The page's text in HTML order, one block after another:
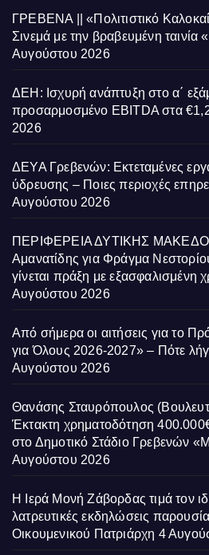
ΓΡΕΒΕΝΑ || «Πολιτιστικό
Σινεμά με την βραβευμένη ταινία
Αυγούστου 2026
ΔΕΗ: Ισχυρή ανάπτυξη στο α΄
προσαρμοσμένο EBITDA στα
2026
ΔΕΥΑ Γρεβενών: Εκτεταμένες
ύδρευσης – Ποιες περιοχές
Αυγούστου 2026
ΠΕΡΙΦΕΡΕΙΑ ΔΥΤΙΚΗΣ
Αμανατίδης για Φράγμα
γίνεται πράξη με εξασφαλισμένη
Αυγούστου 2026
Από σήμερα οι αιτήσεις για το
για Όλους 2026-2027» – Πότε
Αυγούστου 2026
Θανάσης Σταυρόπουλος
Έκτακτη χρηματοδότηση
στο Δημοτικό Στάδιο Γρεβενών
Αυγούστου 2026
Η Ιερά Μονή Ζάβορδας τιμά τον
λατρευτικές εκδηλώσεις
Οικουμενικού Πατριάρχη 4